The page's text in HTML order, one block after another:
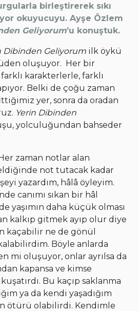
birleştirerek sıkı
okuyucuyu. Ayşe Özlem
Geliyorum’u konuştuk.
Dibinden Geliyorum ilk öykü
oluşuyor. Her bir
karakterlerle, farklı
Belki de çoğu zaman
yer, sonra da oradan
Yerin Dibinden
yolculuğundan bahseder
zaman notlar alan
not tutacak kadar
yazardım, hâlâ öyleyim.
canımı sıkan bir hâl
yaşımın daha küçük olması
kalkıp gitmek ayıp olur diye
kaçabilir ne de gönül
Böyle anlarda
mi oluşuyor, onlar ayrılsa da
kapansa ve kimse
Bu kaçıp saklanma
ya da kendi yaşadığım
ötürü olabilirdi. Kendimle